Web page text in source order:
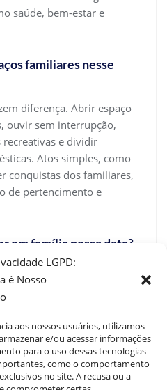
LGPD:
é Nosso
aos nossos usuários, utilizamos
e/ou acessar informações
para o uso dessas tecnologias
como o comportamento
no site. A recusa ou a
saúde, bem-estar e
familiares nesse
diferença. Abrir espaço
ouvir sem interrupção,
e dividir
Atos simples, como
conquistas dos familiares,
de pertencimento e
em família nessa data?
como: cozinhar juntos,
a um filme escolhido
de tabuleiro ou roda de
sintam incluídos,
e o diálogo.